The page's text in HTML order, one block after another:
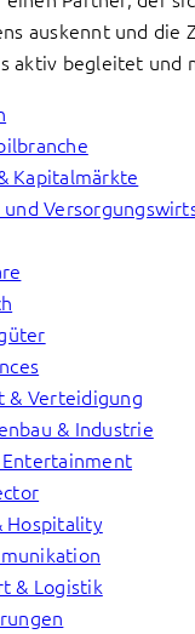
auskennt und die
aktiv begleitet und
Kapitalmärkte
und
& Verteidigung
& Industrie
Hospitality
& Logistik